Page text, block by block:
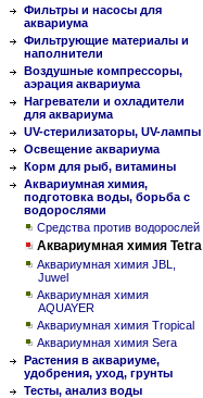
Фильтры и насосы для
аквариума
Фильтрующие материалы и
наполнители
Воздушные компрессоры,
аэрация аквариума
Нагреватели и охладители
для аквариума
UV-стерилизаторы, UV-лампы
Освещение аквариума
Корм для рыб, витамины
Аквариумная химия,
подготовка воды, борьба с
водорослями
Средства против водорослей
Аквариумная химия Tetra
Аквариумная химия JBL,
Juwel
Аквариумная химия
AQUAYER
Аквариумная химия Tropical
Аквариумная химия Sera
Растения в аквариуме,
удобрения, уход, грунты
Тесты, анализ воды